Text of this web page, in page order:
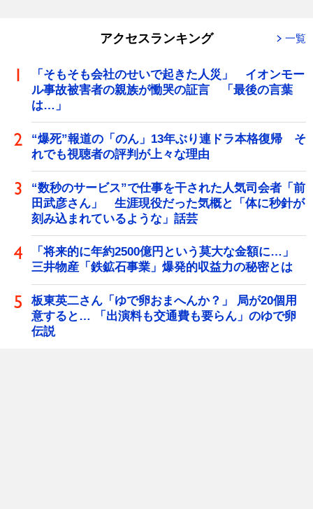
アクセスランキング 一覧
「そもそも会社のせいで起きた人災」 イオンモー
ル事故被害者の親族が慟哭の証言 「最後の言葉
は…」
“爆死”報道の「のん」13年ぶり連ドラ本格復帰 そ
れでも視聴者の評判が上々な理由
“数秒のサービス”で仕事を干された人気司会者「前
田武彦さん」 生涯現役だった気概と「体に秒針が
刻み込まれているような」話芸
「将来的に年約2500億円という莫大な金額に…」
三井物産「鉄鉱石事業」爆発的収益力の秘密とは
板東英二さん「ゆで卵おまへんか？」 局が20個用
意すると… 「出演料も交通費も要らん」のゆで卵
伝説